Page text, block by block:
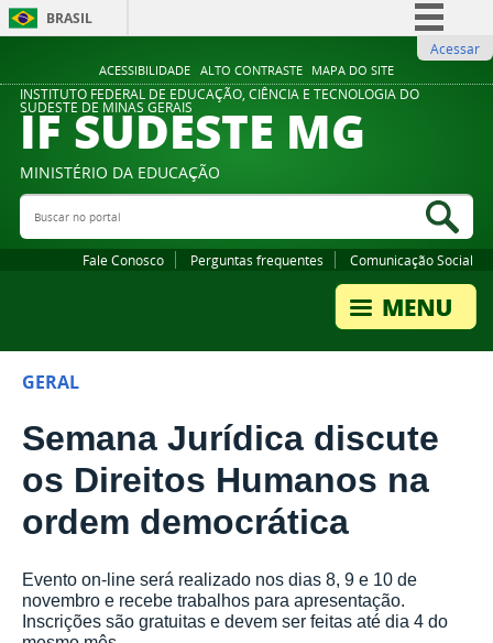
ACESSIBILIDADE ALTO CONTRASTE MAPA DO SITE
BRASIL
Comunica BR
Participe
Legislação
Acessar
INSTITUTO FEDERAL DE EDUCAÇÃO, CIÊNCIA E TECNOLOGIA DO
SUDESTE DE MINAS GERAIS
IF SUDESTE MG
MINISTÉRIO DA EDUCAÇÃO
Buscar no portal
Fale Conosco Perguntas frequentes Comunicação Social
GERAL
Semana Jurídica discute
os Direitos Humanos na
ordem democrática
Evento on-line será realizado nos dias 8, 9 e 10 de
novembro e recebe trabalhos para apresentação.
Inscrições são gratuitas e devem ser feitas até dia 4 do